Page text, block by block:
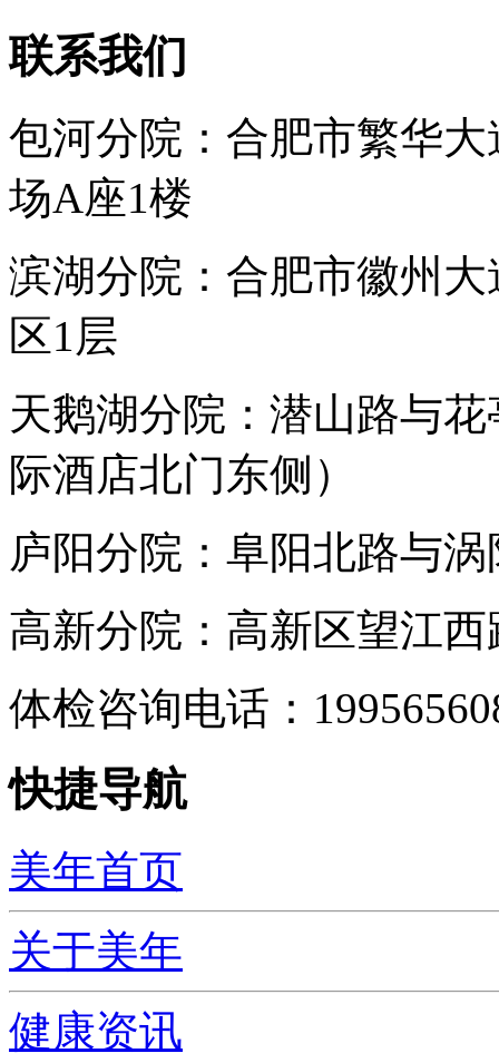
联系我们
包河分院：合肥市繁华
场A座1楼
滨湖分院：合肥市徽州
区1层
天鹅湖分院：潜山路与
际酒店北门东侧）
庐阳分院：阜阳北路与
高新分院：高新区望江
体检咨询电话：
快捷导航
美年首页
关于美年
健康资讯